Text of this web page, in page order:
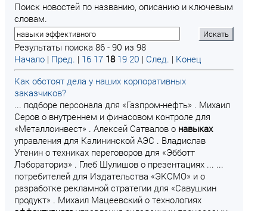
Поиск новостей по названию, описанию и ключевым
словам.
Результаты поиска 86 - 90 из 98
Начало | Пред. | 16 17 18 19 20 | След. | Конец
Как обстоят дела у наших корпоративных
заказчиков?
... подборе персонала для «Газпром-нефть» . Михаил
Серов о внутреннем и финасовом контроле для
«Металлоинвест» . Алексей Сатвалов о навыках
управления для Калининской АЭС . Владислав
Утенин о техниках переговоров для «Эбботт
Лэбораториз» . Глеб Шулишов о презентациях ... ...
потребителей для Издательства «ЭКСМО» и о
разработке рекламной стратегии для «Савушкин
продукт» . Михаил Мацеевский о технологиях